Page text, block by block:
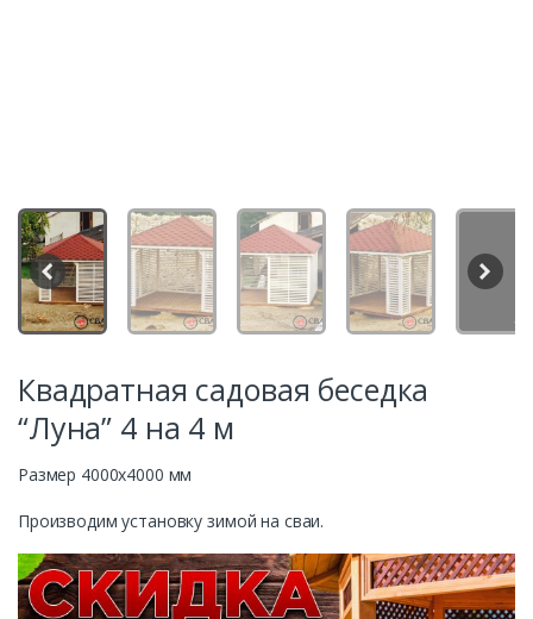
Квадратная садовая беседка
“Луна” 4 на 4 м
Размер 4000х4000 мм
Производим установку зимой на сваи.